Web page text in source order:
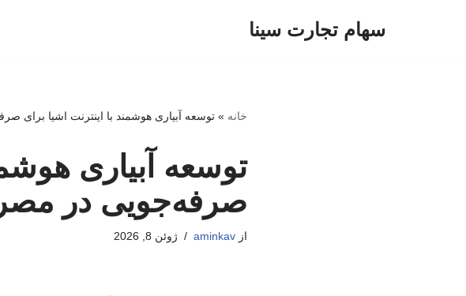
سهام تجارت سینا
خانه »توسعه آبیاری هوشمند با اینترنت اشیا
توسعه آبیاری
صرفه‌جویی در
ازaminkav ژوئن 8, 2026